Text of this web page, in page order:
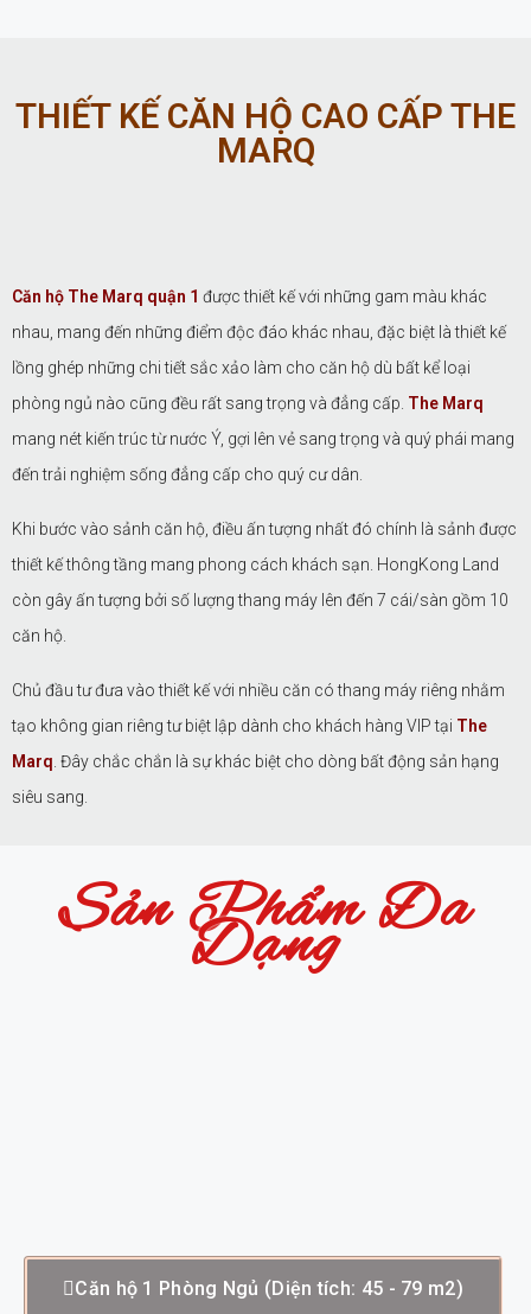
THIẾT KẾ CĂN HỘ CAO CẤP THE
MARQ
Căn hộ The Marq quận 1 được thiết kế với những gam màu khác
nhau, mang đến những điểm độc đáo khác nhau, đặc biệt là thiết kế
lồng ghép những chi tiết sắc xảo làm cho căn hộ dù bất kể loại
phòng ngủ nào cũng đều rất sang trọng và đẳng cấp. The Marq
mang nét kiến trúc từ nước Ý, gợi lên vẻ sang trọng và quý phái mang
đến trải nghiệm sống đẳng cấp cho quý cư dân.
Khi bước vào sảnh căn hộ, điều ấn tượng nhất đó chính là sảnh được
thiết kế thông tầng mang phong cách khách sạn. HongKong Land
còn gây ấn tượng bởi số lượng thang máy lên đến 7 cái/sàn gồm 10
căn hộ.
Chủ đầu tư đưa vào thiết kế với nhiều căn có thang máy riêng nhằm
tạo không gian riêng tư biệt lập dành cho khách hàng VIP tại The
Marq . Đây chắc chắn là sự khác biệt cho dòng bất động sản hạng
siêu sang.
Sản Phẩm Đa
Dạng
Căn hộ 1 Phòng Ngủ (Diện tích: 45 - 79 m2)